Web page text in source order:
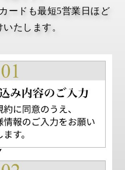
ードも最短5営業日ほど
たします。